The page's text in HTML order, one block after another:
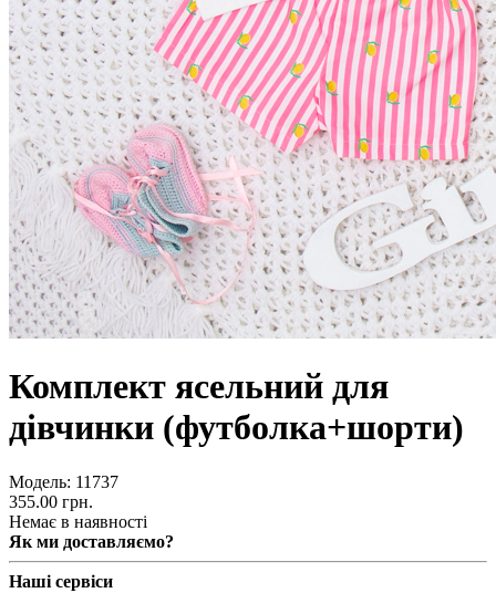
Комплект ясельний для
дівчинки (футболка+шорти)
Модель: 11737
355.00 грн.
Немає в наявності
Як ми доставляємо?
Наші сервіси